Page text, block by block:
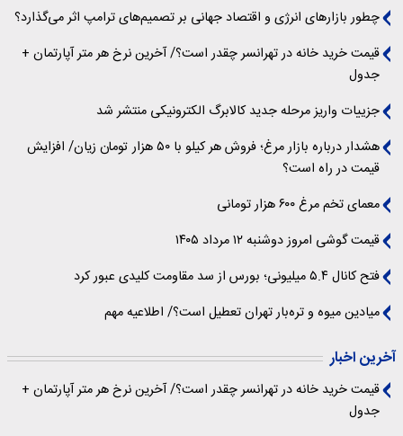
چطور بازارهای انرژی و اقتصاد جهانی بر تصمیم‌های ترامپ اثر می‌گذارد؟
قیمت خرید خانه در تهرانسر چقدر است؟/ آخرین نرخ هر متر آپارتمان +
جدول
جزییات واریز مرحله جدید کالابرگ الکترونیکی منتشر شد
هشدار درباره بازار مرغ؛ فروش هر کیلو با ۵۰ هزار تومان زیان/ افزایش
قیمت در راه است؟
معمای تخم مرغ ۶۰۰ هزار تومانی
قیمت گوشی امروز دوشنبه ۱۲ مرداد ۱۴۰۵
فتح کانال ۵.۴ میلیونی؛ بورس از سد مقاومت کلیدی عبور کرد
میادین میوه و تره‌بار تهران تعطیل است؟/ اطلاعیه مهم
آخرین اخبار
قیمت خرید خانه در تهرانسر چقدر است؟/ آخرین نرخ هر متر آپارتمان +
جدول